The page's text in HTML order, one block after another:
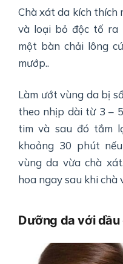
Chà xát da kích thích
và loại bỏ độc tố ra
một bàn chải lông
mướp..
Làm ướt vùng da bị
theo nhịp dài từ 3 –
tim và sau đó tắm
khoảng 30 phút
vùng da vừa chà
hoa ngay sau khi chà
Dưỡng da với dầu